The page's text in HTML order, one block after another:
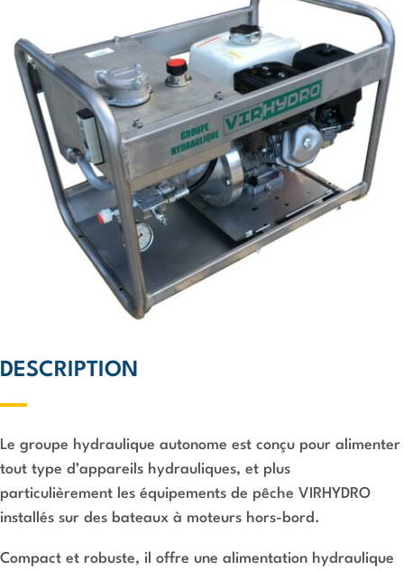
DESCRIPTION
Le groupe hydraulique autonome est conçu pour alimenter
tout type d’appareils hydrauliques, et plus
particulièrement les équipements de pêche VIRHYDRO
installés sur des bateaux à moteurs hors-bord.
Compact et robuste, il offre une alimentation hydraulique